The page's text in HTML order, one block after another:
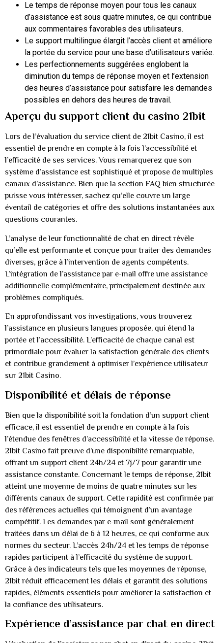
Le temps de réponse moyen pour tous les canaux
d’assistance est sous quatre minutes, ce qui contribue
aux commentaires favorables des utilisateurs.
Le support multilingue élargit l’accès client et améliore
la portée du service pour une base d’utilisateurs variée.
Les perfectionnements suggérées englobent la
diminution du temps de réponse moyen et l’extension
des heures d’assistance pour satisfaire les demandes
possibles en dehors des heures de travail.
Aperçu du support client du casino 21bit
Lors de l’évaluation du service client de 21bit Casino, il est
essentiel de prendre en compte à la fois l’accessibilité et
l’efficacité de ses services. Vous remarquerez que son
système d’assistance est sophistiqué et propose de multiples
canaux d’assistance. Bien que la section FAQ bien structurée
puisse vous intéresser, sachez qu’elle couvre un large
éventail de catégories et offre des solutions instantanées aux
questions courantes.
L’analyse de leur fonctionnalité de chat en direct révèle
qu’elle est performante et conçue pour traiter des demandes
diverses, grâce à l’intervention de agents compétents.
L’intégration de l’assistance par e-mail offre une assistance
additionnelle complémentaire, principalement destinée aux
problèmes compliqués.
En approfondissant vos investigations, vous trouverez
l’assistance en plusieurs langues proposée, qui étend la
portée et l’accessibilité. L’efficacité de chaque canal est
primordiale pour évaluer la satisfaction générale des clients
et contribue grandement à optimiser l’expérience utilisateur
sur 21bit Casino.
Disponibilité et délais de réponse
Bien que la disponibilité soit la fondation d’un support client
efficace, il est essentiel de prendre en compte à la fois
l’étendue des fenêtres d’accessibilité et la vitesse de réponse.
21bit Casino fait preuve d’une disponibilité remarquable,
offrant un support client 24h/24 et 7j/7 pour garantir une
assistance constante. Concernant le temps de réponse, 21bit
atteint une moyenne de moins de quatre minutes sur les
différents canaux de support. Cette rapidité est confirmée par
des références actuelles qui témoignent d’un avantage
compétitif. Les demandes par e-mail sont généralement
traitées dans un délai de 6 à 12 heures, ce qui conforme aux
normes du secteur. L’accès 24h/24 et les temps de réponse
rapides participent à l’efficacité du système de support.
Grâce à des indicateurs tels que les moyennes de réponse,
21bit réduit efficacement les délais et garantit des solutions
rapides, éléments essentiels pour améliorer la satisfaction et
la confiance des utilisateurs.
Expérience d’assistance par chat en direct